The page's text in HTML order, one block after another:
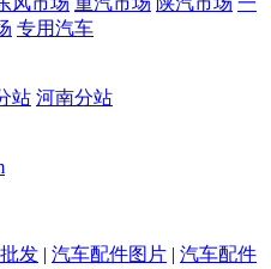
专用汽车
站 河南分站
发 | 汽车配件图片 | 汽车配件